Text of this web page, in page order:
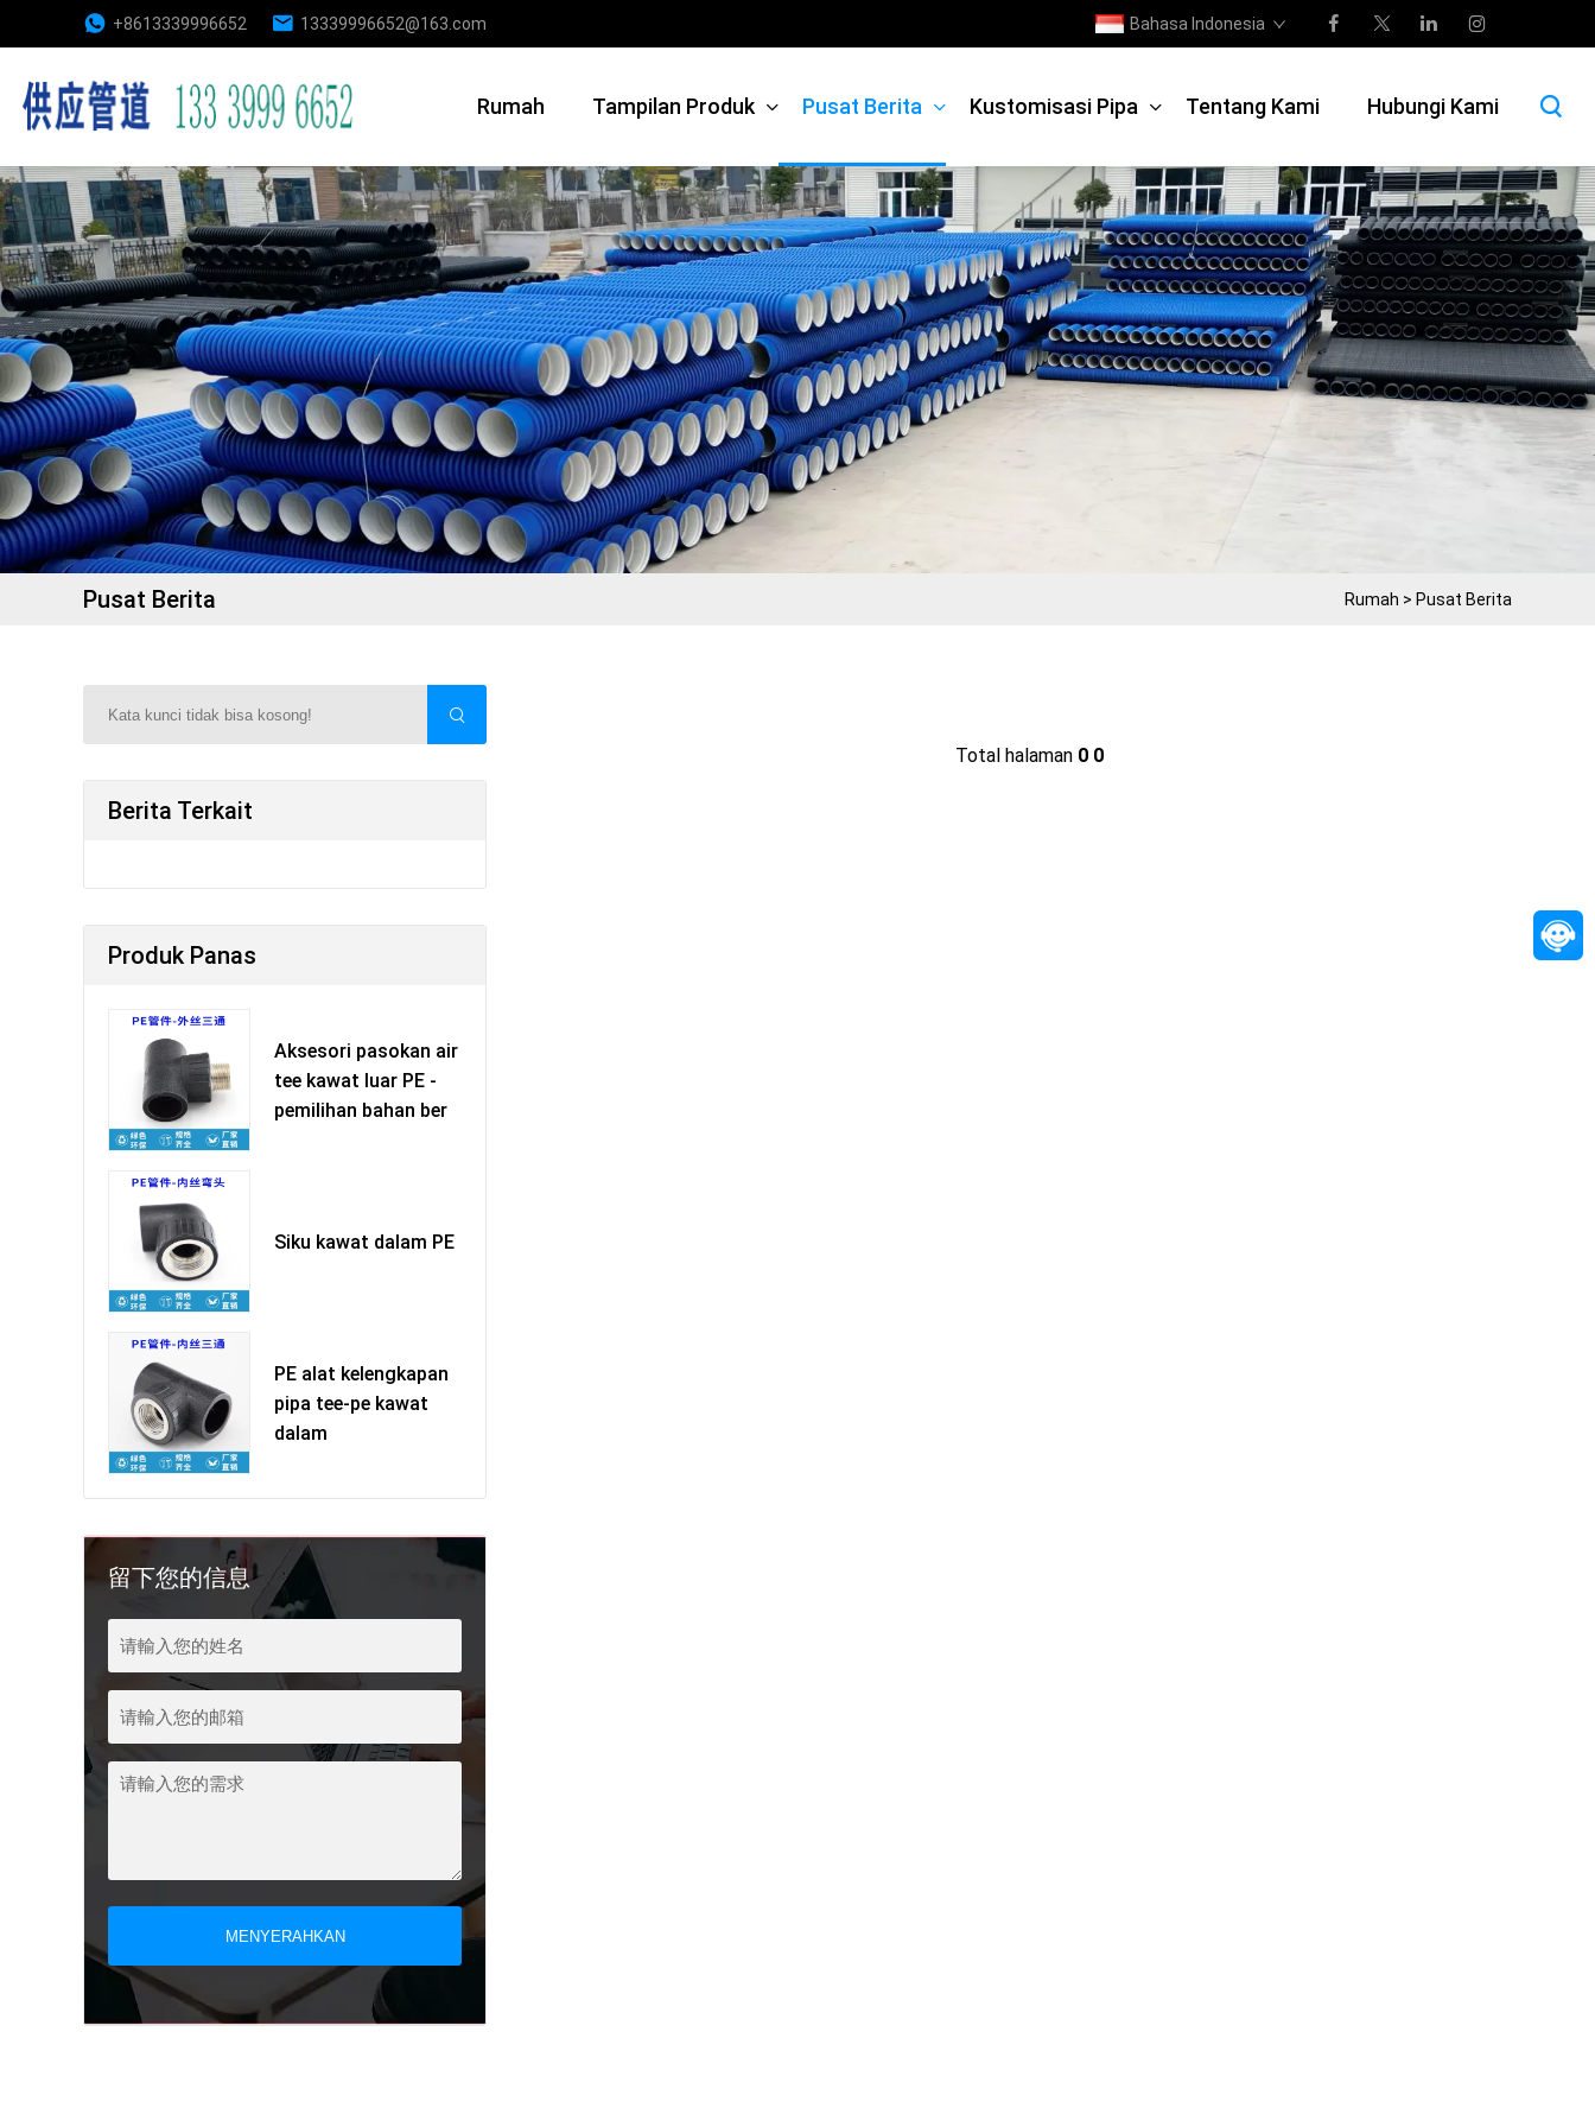
+8613339996652 13339996652@163.com Bahasa Indonesia
Rumah Tampilan Produk Pusat Berita Kustomisasi Pipa Tentang Kami Hubungi Kami
Pusat Berita Rumah > Pusat Berita
Berita Terkait
Produk Panas
Aksesori pasokan air
tee kawat luar PE -
pemilihan bahan ber
Siku kawat dalam PE
PE alat kelengkapan
pipa tee-pe kawat
dalam
留下您的信息
MENYERAHKAN
Total halaman 0 0